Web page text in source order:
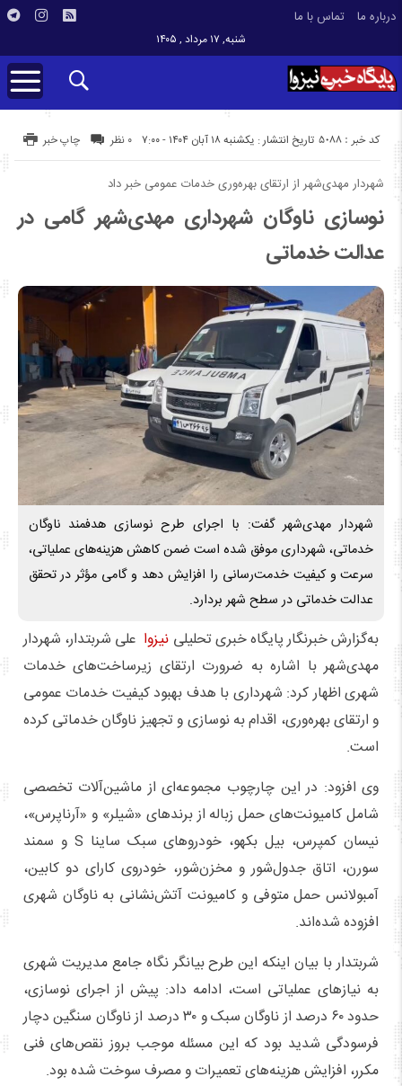
درباره ما تماس با ما
شنبه, ۱۷ مرداد , ۱۴۰۵
تاریخ انتشار : یکشنبه ۱۸ آبان ۱۴۰۴ - ۷:۰۰ کد خبر : 5088 چاپ خبر ۰ نظر
شهردار مهدی‌شهر از ارتقای بهره‌وری خدمات عمومی خبر داد
نوسازی ناوگان شهرداری مهدی‌شهر گامی در
عدالت خدماتی
شهردار مهدی‌شهر گفت: با اجرای طرح نوسازی هدفمند ناوگان
خدماتی، شهرداری موفق شده است ضمن کاهش هزینه‌های عملیاتی،
سرعت و کیفیت خدمت‌رسانی را افزایش دهد و گامی مؤثر در تحقق
عدالت خدماتی در سطح شهر بردارد.
به‌گزارش خبرنگار پایگاه خبری تحلیلی نیزوا علی شربتدار، شهردار
مهدی‌شهر با اشاره به ضرورت ارتقای زیرساخت‌های خدمات
شهری اظهار کرد: شهرداری با هدف بهبود کیفیت خدمات عمومی
و ارتقای بهره‌وری، اقدام به نوسازی و تجهیز ناوگان خدماتی کرده
است.
وی افزود: در این چارچوب مجموعه‌ای از ماشین‌آلات تخصصی
شامل کامیونت‌های حمل زباله از برندهای «شیلر» و «آرناپرس»،
نیسان کمپرس، بیل بکهو، خودروهای سبک ساینا S و سمند
سورن، اتاق جدول‌شور و مخزن‌شور، خودروی کارای دو کابین،
آمبولانس حمل متوفی و کامیونت آتش‌نشانی به ناوگان شهری
افزوده شده‌اند.
شربتدار با بیان اینکه این طرح بیانگر نگاه جامع مدیریت شهری
به نیازهای عملیاتی است، ادامه داد: پیش از اجرای نوسازی،
حدود ۶۰ درصد از ناوگان سبک و ۳۰ درصد از ناوگان سنگین دچار
فرسودگی شدید بود که این مسئله موجب بروز نقص‌های فنی
مکرر، افزایش هزینه‌های تعمیرات و مصرف سوخت شده بود.